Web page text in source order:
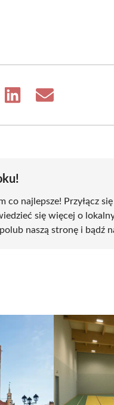
Share
Share
najlepsze! Przyłącz się
się więcej o
naszą stronę i bądź